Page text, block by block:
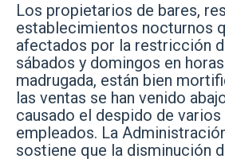
Los propietarios de bares,
establecimientos nocturnos
afectados por la restricción
sábados y domingos en
madrugada, están bien
las ventas se han venido
causado el despido de varios
empleados. La
sostiene que la disminución